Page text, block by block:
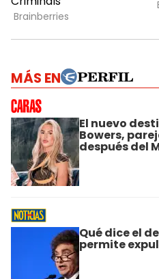
MÁS EN
El nuevo
Bowers,
después del
Qué dice el
permite